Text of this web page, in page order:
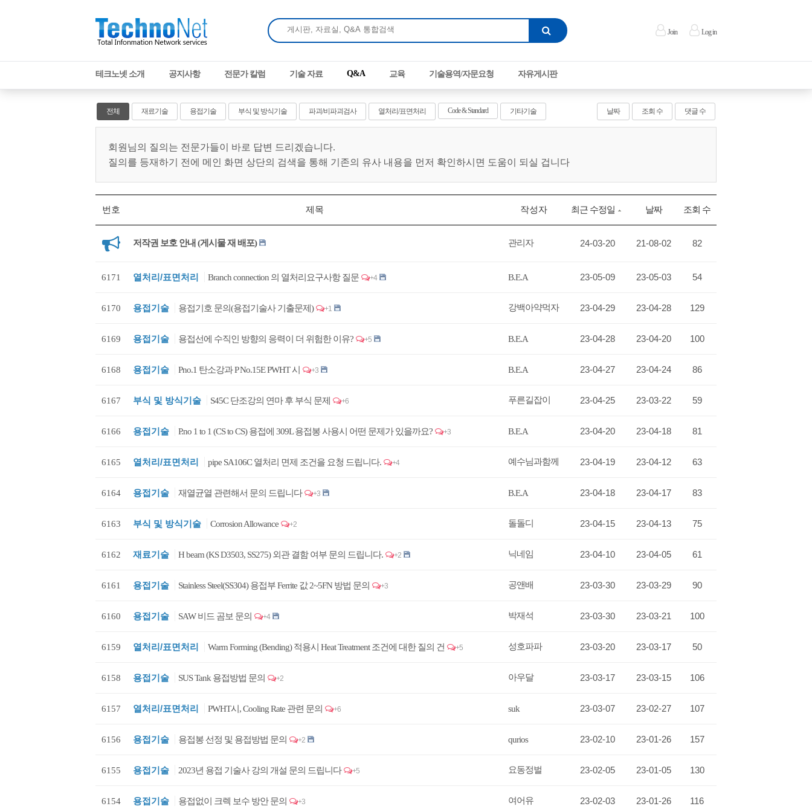
Join Log in
테크노넷 소개 공지사항 전문가 칼럼 기술 자료 Q&A 교육 기술용역/자문요청 자유게시판
전체 재료기술 용접기술 부식 및 방식기술 파괴/비파괴검사 열처리/표면처리 Code & Standard 기타기술 날짜 조회 수 댓글 수
회원님의 질의는 전문가들이 바로 답변 드리겠습니다.
질의를 등재하기 전에 메인 화면 상단의 검색을 통해 기존의 유사 내용을 먼저 확인하시면 도움이 되실 겁니다
번호 제목 작성자 최근 수정일 날짜 조회 수
저작권 보호 안내 (게시물 재 배포) 관리자 24-03-20 21-08-02 82
6171 열처리/표면처리 Branch connection 의 열처리요구사항 질문 +4 B.E.A 23-05-09 23-05-03 54
6170 용접기술 용접기호 문의(용접기술사 기출문제) +1 강백아약먹자 23-04-29 23-04-28 129
6169 용접기술 용접선에 수직인 방향의 응력이 더 위험한 이유? +5 B.E.A 23-04-28 23-04-20 100
6168 용접기술 Pno.1 탄소강과 P No.15E PWHT 시 +3 B.E.A 23-04-27 23-04-24 86
6167 부식 및 방식기술 S45C 단조강의 연마 후 부식 문제 +6 푸른길잡이 23-04-25 23-03-22 59
6166 용접기술 P.no 1 to 1 (CS to CS) 용접에 309L 용접봉 사용시 어떤 문제가 있을까요? +3 B.E.A 23-04-20 23-04-18 81
6165 열처리/표면처리 pipe SA106C 열처리 면제 조건을 요청 드립니다. +4 예수님과함께 23-04-19 23-04-12 63
6164 용접기술 재열균열 관련해서 문의 드립니다 +3 B.E.A 23-04-18 23-04-17 83
6163 부식 및 방식기술 Corrosion Allowance +2 돌돌디 23-04-15 23-04-13 75
6162 재료기술 H beam (KS D3503, SS275) 외관 결함 여부 문의 드립니다. +2 닉네임 23-04-10 23-04-05 61
6161 용접기술 Stainless Steel(SS304) 용접부 Ferrite 값 2~5FN 방법 문의 +3 공앤배 23-03-30 23-03-29 90
6160 용접기술 SAW 비드 곰보 문의 +4 박재석 23-03-30 23-03-21 100
6159 열처리/표면처리 Warm Forming (Bending) 적용시 Heat Treatment 조건에 대한 질의 건 +5 성호파파 23-03-20 23-03-17 50
6158 용접기술 SUS Tank 용접방법 문의 +2 아우달 23-03-17 23-03-15 106
6157 열처리/표면처리 PWHT시, Cooling Rate 관련 문의 +6 suk 23-03-07 23-02-27 107
6156 용접기술 용접봉 선정 및 용접방법 문의 +2 qurios 23-02-10 23-01-26 157
6155 용접기술 2023년 용접 기술사 강의 개설 문의 드립니다 +5 요동정벌 23-02-05 23-01-05 130
6154 용접기술 용접없이 크렉 보수 방안 문의 +3 여어유 23-02-03 23-01-26 116